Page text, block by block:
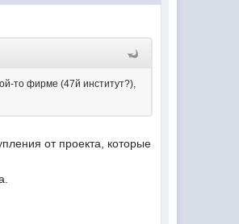
то фирме (47й институт?),
от проекта, которые